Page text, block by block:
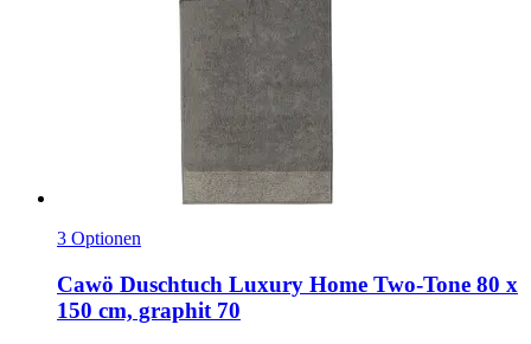
3 Optionen
Cawö Duschtuch Luxury Home Two-​Tone 80 x
150 cm, graphit 70